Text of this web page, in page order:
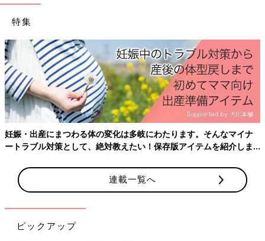
ハロウィンやクリスマスなどのシーズンデコレーションを始め、
インテリア収納やクッション、スリッパなどの実用雑貨まで、イ
チオシの雑貨を見つけました！
モノトーンインテリアに合うアリスシリーズが激アツ
特集
妊娠・出産にまつわる体の変化は多岐にわたります。そんなマイナ
ートラブル対策として、絶対教えたい！保存版アイテムを紹介しま
連載一覧へ
ピックアップ